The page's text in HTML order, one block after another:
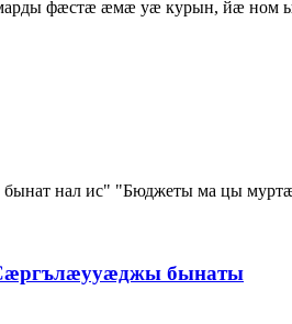
фæстæ æмæ уæ курын, йæ
нал ис" "Бюджеты ма цы
бынаты